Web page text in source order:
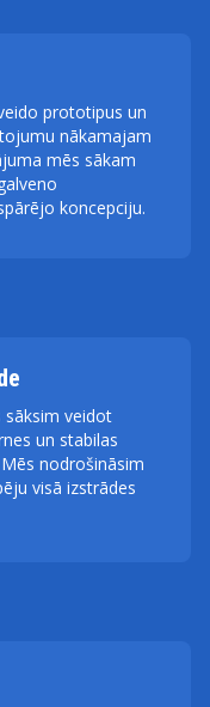
prototipus un
nākamajam
mēs sākam
koncepciju.
sāksim veidot
un stabilas
nodrošināsim
visā izstrādes